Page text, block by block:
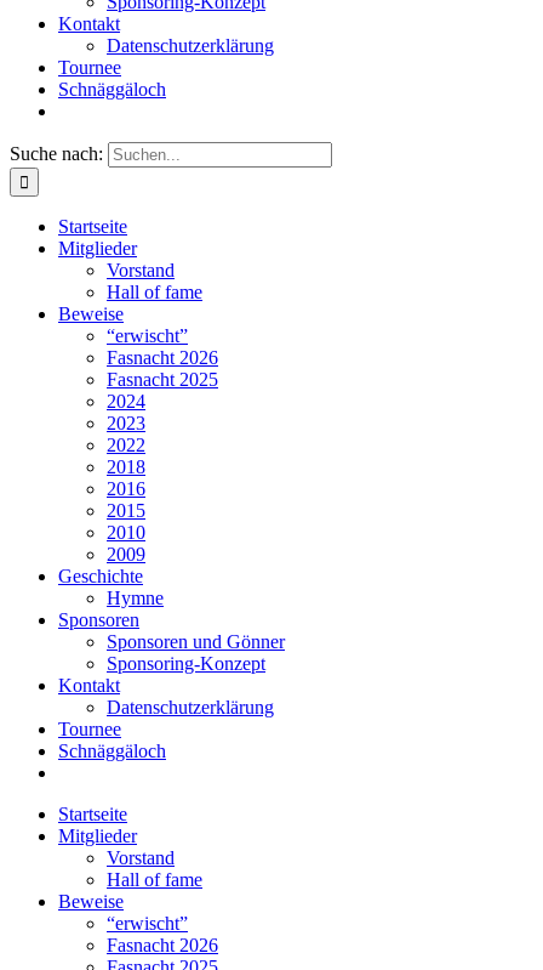
Kontakt
Datenschutzerklärung
Tournee
Schnäggäloch
Suche nach:
Startseite
Mitglieder
Vorstand
Hall of fame
Beweise
“erwischt”
Fasnacht 2026
Fasnacht 2025
2024
2023
2022
2018
2016
2015
2010
2009
Geschichte
Hymne
Sponsoren
Sponsoren und Gönner
Sponsoring-Konzept
Kontakt
Datenschutzerklärung
Tournee
Schnäggäloch
Startseite
Mitglieder
Vorstand
Hall of fame
Beweise
“erwischt”
Fasnacht 2026